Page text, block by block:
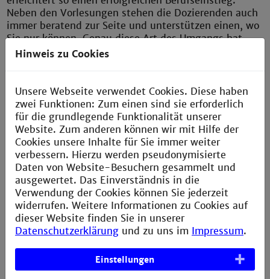
Neben den Vorlesungen stehen die Dozierenden auch
immer beratend zur Seite und unterstützen einen, wo
Sie nur können. Genau diese Art des Umgangs hat
mich geprägt und das möchte ich so nun auch an
#Alumni
Paul
Senior Scientist bei AbbVie
»Mein Studium der Biotechnologie an der
Technischen Hochschule Mannheim war der perfekte
Einstieg in meine Karriere als Life-Science
Automation Scientist und Data Engineer bei AbbVie.
Neben den regulären Modulen der Biotechnologie
wurden zusätzlich spannende Kurse in Data Science
und Modelling angeboten, die mich optimal auf die
Herausforderungen in der Biopharma-Industrie
Hinweis zu Cookies
Unsere Webseite verwendet Cookies. Diese haben
zwei Funktionen: Zum einen sind sie erforderlich
für die grundlegende Funktionalität unserer
Website. Zum anderen können wir mit Hilfe der
Cookies unsere Inhalte für Sie immer weiter
verbessern. Hierzu werden pseudonymisierte
Daten von Website-Besuchern gesammelt und
ausgewertet. Das Einverständnis in die
Verwendung der Cookies können Sie jederzeit
widerrufen. Weitere Informationen zu Cookies auf
dieser Website finden Sie in unserer
Datenschutzerklärung und zu uns im Impressum.
Einstellungen